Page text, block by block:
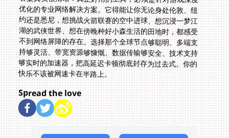
快乐不该被网速卡在半路上。
Spread the love